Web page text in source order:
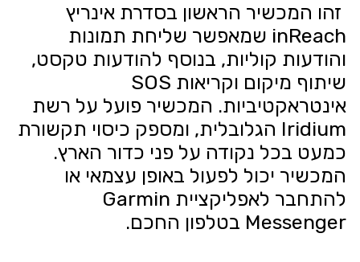
זהו המכשיר הראשון בסדרת אינריץ
inReach שמאפשר שליחת תמונות
והודעות קוליות, בנוסף להודעות טקסט,
שיתוף מיקום וקריאות SOS
אינטראקטיביות. המכשיר פועל על רשת
Iridium הגלובלית, ומספק כיסוי תקשורת
כמעט בכל נקודה על פני כדור הארץ.
המכשיר יכול לפעול באופן עצמאי או
להתחבר לאפליקציית Garmin
Messenger בטלפון החכם.